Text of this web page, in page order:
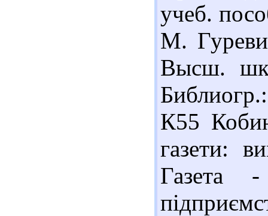
учеб.
М.
Высш.
К55
газети:
Газета -